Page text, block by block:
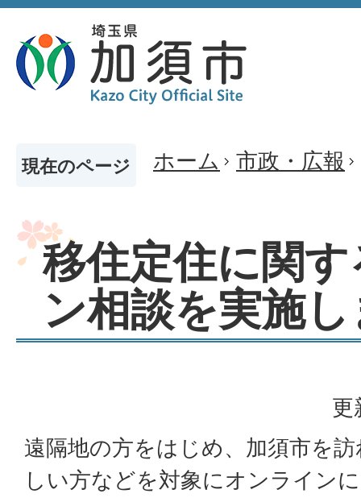
現在のページ ホーム 市政・広報
移住定住に関
ン相談を実施
更
遠隔地の方をはじめ、加須市を
しい方などを対象にオンライン